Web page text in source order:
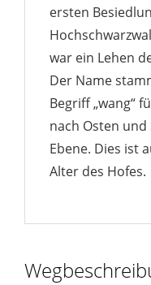
ersten
war ein Lehen
Der Name
Begriff „wang“
nach Osten
Ebene. Dies ist
Alter des Hofes.